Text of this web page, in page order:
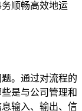
顺畅高效地运
。通过对流程的
是与公司管理和
输入、输出、信